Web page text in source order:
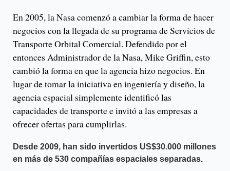
En 2005, la Nasa comenzó a cambiar la forma de hacer
negocios con la llegada de su programa de Servicios de
Transporte Orbital Comercial. Defendido por el
entonces Administrador de la Nasa, Mike Griffin, esto
cambió la forma en que la agencia hizo negocios. En
lugar de tomar la iniciativa en ingeniería y diseño, la
agencia espacial simplemente identificó las
capacidades de transporte e invitó a las empresas a
ofrecer ofertas para cumplirlas.
Desde 2009, han sido invertidos US$30.000 millones
en más de 530 compañías espaciales separadas.